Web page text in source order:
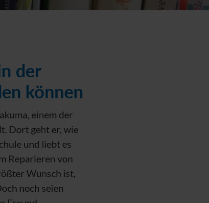
der
können
einem der
Dort geht er, wie
und liebt es
Reparieren von
Wunsch ist,
noch seien